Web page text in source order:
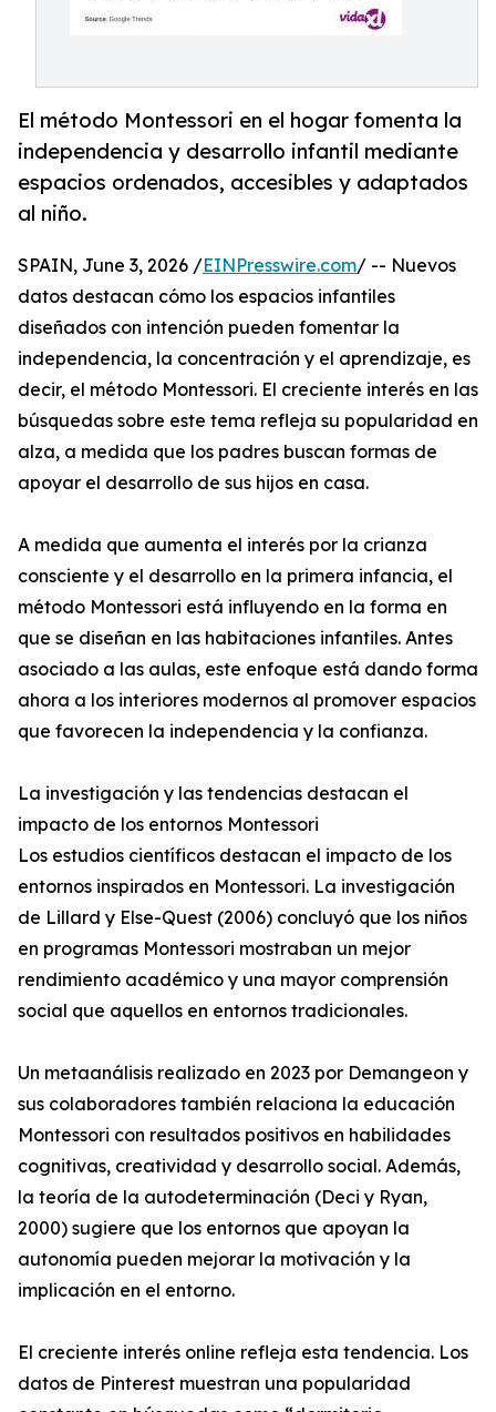
El método Montessori en el hogar fomenta la
independencia y desarrollo infantil mediante
espacios ordenados, accesibles y adaptados
al niño.
SPAIN, June 3, 2026 /EINPresswire.com/ -- Nuevos
datos destacan cómo los espacios infantiles
diseñados con intención pueden fomentar la
independencia, la concentración y el aprendizaje, es
decir, el método Montessori. El creciente interés en las
búsquedas sobre este tema refleja su popularidad en
alza, a medida que los padres buscan formas de
apoyar el desarrollo de sus hijos en casa.
A medida que aumenta el interés por la crianza
consciente y el desarrollo en la primera infancia, el
método Montessori está influyendo en la forma en
que se diseñan en las habitaciones infantiles. Antes
asociado a las aulas, este enfoque está dando forma
ahora a los interiores modernos al promover espacios
que favorecen la independencia y la confianza.
La investigación y las tendencias destacan el
impacto de los entornos Montessori
Los estudios científicos destacan el impacto de los
entornos inspirados en Montessori. La investigación
de Lillard y Else-Quest (2006) concluyó que los niños
en programas Montessori mostraban un mejor
rendimiento académico y una mayor comprensión
social que aquellos en entornos tradicionales.
Un metaanálisis realizado en 2023 por Demangeon y
sus colaboradores también relaciona la educación
Montessori con resultados positivos en habilidades
cognitivas, creatividad y desarrollo social. Además,
la teoría de la autodeterminación (Deci y Ryan,
2000) sugiere que los entornos que apoyan la
autonomía pueden mejorar la motivación y la
implicación en el entorno.
El creciente interés online refleja esta tendencia. Los
datos de Pinterest muestran una popularidad